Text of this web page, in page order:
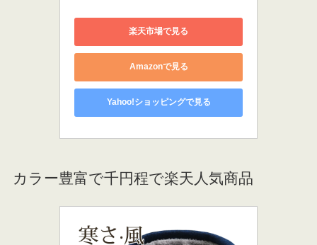
楽天市場で見る
Amazonで見る
Yahoo!ショッピングで見る
カラー豊富で千円程で楽天人気商品